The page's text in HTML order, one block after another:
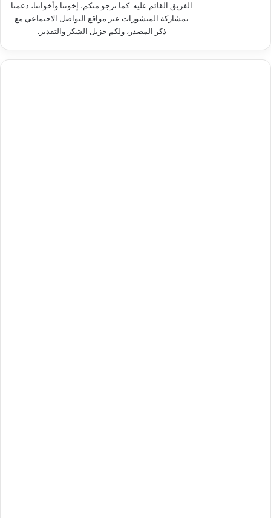
الفريق القائم عليه. كما نرجو منكم، إخوتنا وأخواتنا، دعمنا
بمشاركة المنشورات عبر مواقع التواصل الاجتماعي مع
ذكر المصدر، ولكم جزيل الشكر والتقدير.